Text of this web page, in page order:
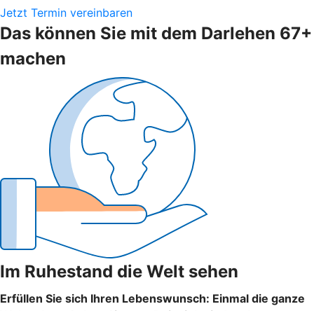
Jetzt Termin vereinbaren
Das können Sie mit dem Darlehen 67+
machen
Im Ruhestand die Welt sehen
Erfüllen Sie sich Ihren Lebenswunsch: Einmal die ganze